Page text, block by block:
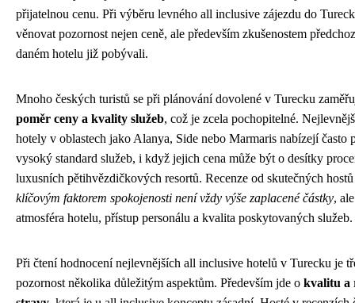
přijatelnou cenu. Při výběru levného all inclusive zájezdu do
věnovat pozornost nejen ceně, ale především zkušenostem
daném hotelu již pobývali.
Mnoho českých turistů se při plánování dovolené v Turecku
poměr ceny a kvality služeb, což je zcela pochopitelné.
hotely v oblastech jako Alanya, Side nebo Marmaris nabízejí často
vysoký standard služeb, i když jejich cena může být o desítky
luxusních pětihvězdičkových resortů. Recenze od skutečných
klíčovým faktorem spokojenosti není vždy výše zaplacené částky,
atmosféra hotelu, přístup personálu a kvalita poskytovaných služeb.
Při čtení hodnocení nejlevnějších all inclusive hotelů v Turecku je
pozornost několika důležitým aspektům. Především jde o kvalitu a